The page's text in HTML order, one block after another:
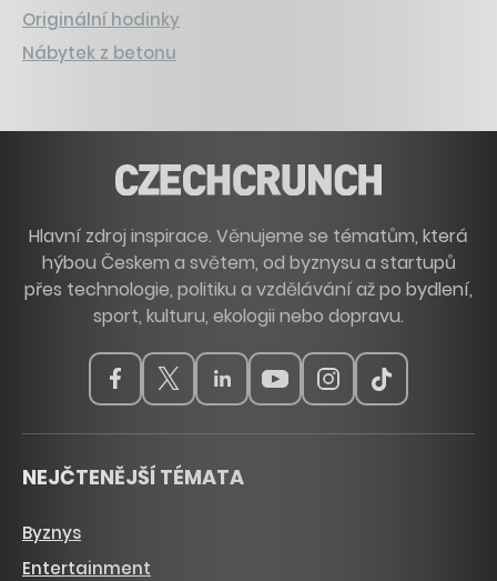
Originální hodinky
Nábytek z betonu
Hlavní zdroj inspirace. Věnujeme se tématům, která
hýbou Českem a světem, od byznysu a startupů
přes technologie, politiku a vzdělávání až po bydlení,
sport, kulturu, ekologii nebo dopravu.
NEJČTENĚJŠÍ TÉMATA
Byznys
Entertainment